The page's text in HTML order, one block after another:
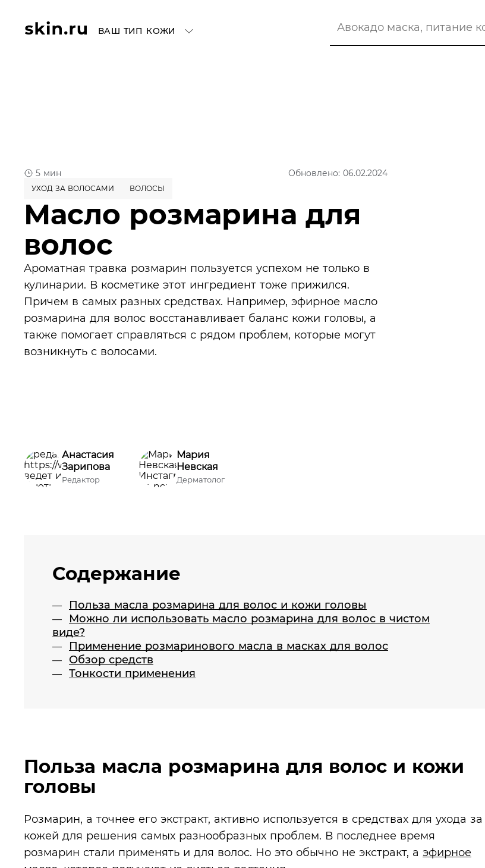
ВАШ ТИП КОЖИ
5 мин Обновлено: 06.02.2024
УХОД ЗА ВОЛОСАМИ ВОЛОСЫ
Масло розмарина для
волос
Ароматная травка розмарин пользуется успехом не только в
кулинарии. В косметике этот ингредиент тоже прижился.
Причем в самых разных средствах. Например, эфирное масло
розмарина для волос восстанавливает баланс кожи головы, а
также помогает справляться с рядом проблем, которые могут
возникнуть с волосами.
Анастасия
Зарипова
Редактор
Мария
Невская
Дерматолог
Содержание
Польза масла розмарина для волос и кожи головы
Можно ли использовать масло розмарина для волос в чистом
виде?
Применение розмаринового масла в масках для волос
Обзор средств
Тонкости применения
Польза масла розмарина для волос и кожи
головы
Розмарин, а точнее его экстракт, активно используется в средствах для ухода за
кожей для решения самых разнообразных проблем. В последнее время
розмарин стали применять и для волос. Но это обычно не экстракт, а эфирное